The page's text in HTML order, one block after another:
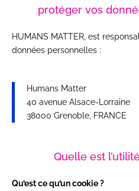
protéger vos
HUMANS MATTER, est
données personnelles :
Humans Matter
40 avenue Alsace-Lorraine
38000 Grenoble, FRANCE
Quelle est
Qu’est ce qu’un cookie ?